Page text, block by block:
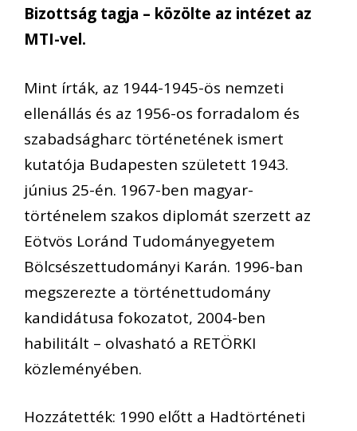
Bizottság tagja – közölte az intézet az
MTI-vel.
Mint írták, az 1944-1945-ös nemzeti
ellenállás és az 1956-os forradalom és
szabadságharc történetének ismert
kutatója Budapesten született 1943.
június 25-én. 1967-ben magyar-
történelem szakos diplomát szerzett az
Eötvös Loránd Tudományegyetem
Bölcsészettudományi Karán. 1996-ban
megszerezte a történettudomány
kandidátusa fokozatot, 2004-ben
habilitált – olvasható a RETÖRKI
közleményében.
Hozzátették: 1990 előtt a Hadtörténeti